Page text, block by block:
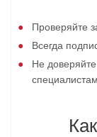
Проверяйте
Всегда
Не
специалистам.